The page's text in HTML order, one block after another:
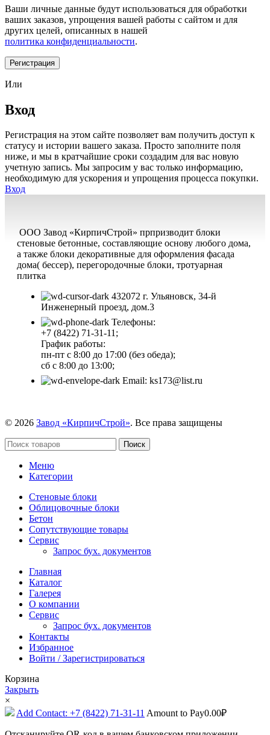
Ваши личные данные будут использоваться для обработки
ваших заказов, упрощения вашей работы с сайтом и для
других целей, описанных в нашей
политика конфиденциальности.
Регистрация
Или
Вход
Регистрация на этом сайте позволяет вам получить доступ к
статусу и истории вашего заказа. Просто заполните поля
ниже, и мы в кратчайшие сроки создадим для вас новую
учетную запись. Мы запросим у вас только информацию,
необходимую для ускорения и упрощения процесса покупки.
Вход
ООО Завод «КирпичСтрой» прпризводит блоки
стеновые бетонные, составляющие основу любого дома,
а также блоки декоративные для оформления фасада
дома( бессер), перегородочные блоки, тротуарная
плитка
432072 г. Ульяновск, 34-й
Инженерный проезд, дом.3
Телефоны:
+7 (8422) 71-31-11;
График работы:
пн-пт с 8:00 до 17:00 (без обеда);
сб с 8:00 до 13:00;
Email: ks173@list.ru
© 2026 Завод «КирпичСтрой». Все права защищены
Поиск
Меню
Категории
Стеновые блоки
Облицовочные блоки
Бетон
Сопутствующие товары
Сервис
Запрос бух. документов
Главная
Каталог
Галерея
О компании
Сервис
Запрос бух. документов
Контакты
Избранное
Войти / Зарегистрироваться
Корзина
Закрыть
×
Add Contact: +7 (8422) 71-31-11 Amount to Pay0.00₽